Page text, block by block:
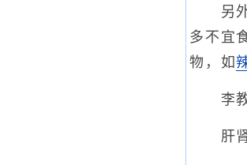
另外
多不宜
物，如
李教
肝肾